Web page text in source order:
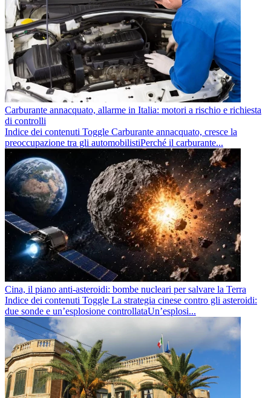
Carburante annacquato, allarme in Italia: motori a rischio e richiesta
di controlli
Indice dei contenuti Toggle Carburante annacquato, cresce la
preoccupazione tra gli automobilistiPerché il carburante...
Cina, il piano anti-asteroidi: bombe nucleari per salvare la Terra
Indice dei contenuti Toggle La strategia cinese contro gli asteroidi:
due sonde e un’esplosione controllataUn’esplosi...